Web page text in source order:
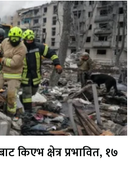
किएभ क्षेत्र प्रभावित, १७